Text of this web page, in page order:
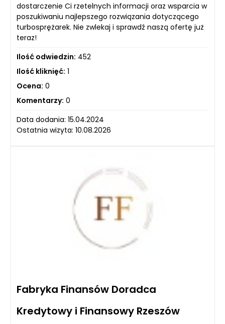
dostarczenie Ci rzetelnych informacji oraz wsparcia w
poszukiwaniu najlepszego rozwiązania dotyczącego
turbosprężarek. Nie zwlekaj i sprawdź naszą ofertę już
teraz!
Ilość odwiedzin: 452
Ilość kliknięć: 1
Ocena: 0
Komentarzy: 0
Data dodania: 15.04.2024
Ostatnia wizyta: 10.08.2026
Fabryka Finansów Doradca
Kredytowy i Finansowy Rzeszów